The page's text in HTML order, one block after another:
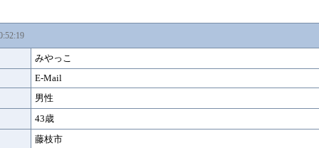
みやっこ
E-Mail
男性
43歳
藤枝市